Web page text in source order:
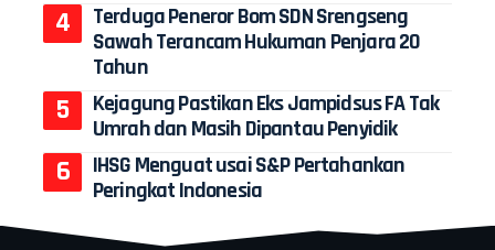
Terduga Peneror Bom SDN Srengseng
Sawah Terancam Hukuman Penjara 20
Tahun
Kejagung Pastikan Eks Jampidsus FA Tak
Umrah dan Masih Dipantau Penyidik
IHSG Menguat usai S&P Pertahankan
Peringkat Indonesia